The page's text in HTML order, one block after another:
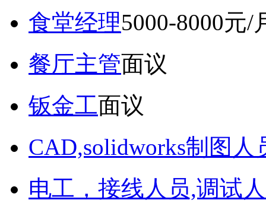
食堂经理5000-8000元/
餐厅主管面议
钣金工面议
CAD,solidworks制图人
电工，接线人员,调试